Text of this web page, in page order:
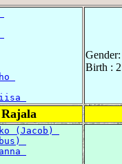
Birth :
(Jacob)